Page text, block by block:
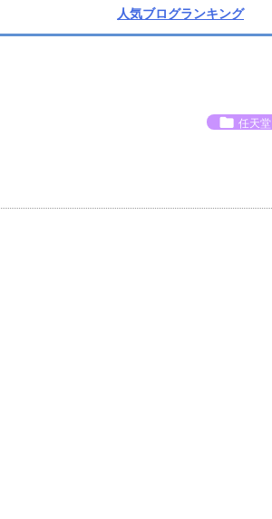
人気ブログランキング
 任天堂